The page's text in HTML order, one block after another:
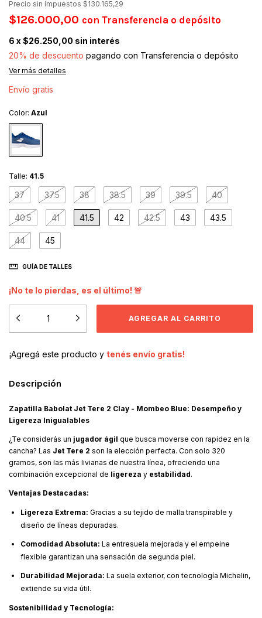
Precio sin impuestos $130.165,29
$126.000,00 con Transferencia o depósito
6 x$26.250,00 sin interés
20% de descuento pagando con Transferencia o depósito
Ver más detalles
Envío gratis
Color: Azul
Talle: 41.5
37 37.5 38 38.5 39 39.5 40
40.5 41 41.5 42 42.5 43 43.5
44 45
GUÍA DE TALLES
¡No te lo pierdas, es el último! 🚨
¡Agregá este producto y tenés envío gratis!
Descripción
Zapatilla Babolat Jet Tere 2 Clay - Mombeo Blue: Desempeño y
Ligereza Inigualables
¿Te considerás un jugador ágil que busca moverse con rapidez en la
cancha? Las Jet Tere 2 son la elección perfecta. Con solo 320
gramos, son las más livianas de nuestra línea, ofreciendo una
combinación excepcional de ligereza y estabilidad.
Ventajas Destacadas:
Ligereza Extrema: Gracias a su tejido de malla transpirable y
diseño de líneas depuradas.
Comodidad Absoluta: La entresuela mejorada y el empeine
flexible garantizan una sensación de segunda piel.
Durabilidad Mejorada: La suela exterior, con tecnología Michelin,
extiende su vida útil.
Sostenibilidad y Tecnología: